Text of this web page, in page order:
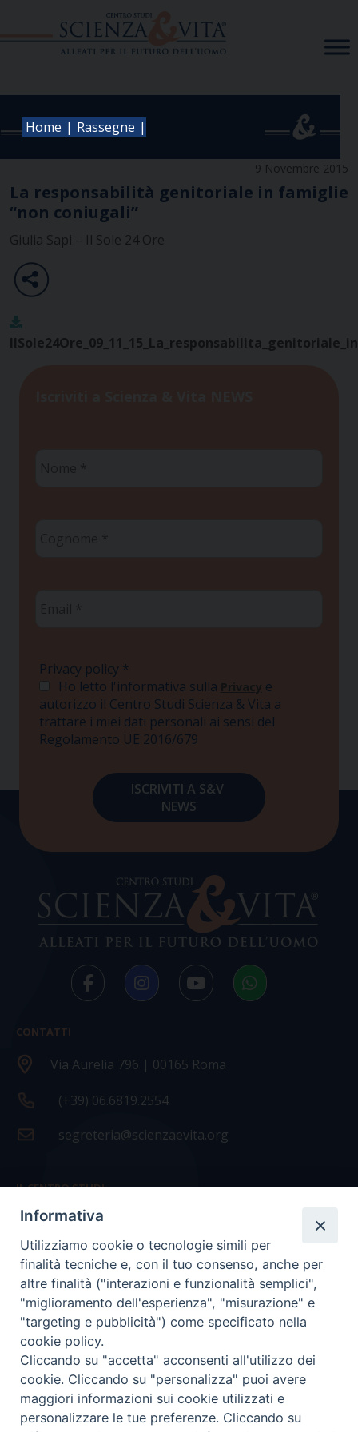
Home | Rassegne |
9 Novembre 2015
La responsabilità genitoriale in famiglie
“non coniugali”
Giulia Sapi – Il Sole 24 Ore
Privacy policy *
Ho letto l'informativa sulla Privacy e
autorizzo il Centro Studi Scienza & Vita a
trattare i miei dati personali ai sensi del
Regolamento UE 2016/679
CONTATTI
Via Aurelia 796 | 00165 Roma
(+39) 06.6819.2554
segreteria@scienzaevita.org
IL CENTRO STUDI
La nostra storia
Statuto
Presidenza e ufficio presidenza
Consiglio scientifico
Coordinamento nazionale
Informativa
Utilizziamo cookie o tecnologie simili per
finalità tecniche e, con il tuo consenso, anche per
altre finalità ("interazioni e funzionalità semplici",
"miglioramento dell'esperienza", "misurazione" e
"targeting e pubblicità") come specificato nella
cookie policy.
Cliccando su "accetta" acconsenti all'utilizzo dei
cookie. Cliccando su "personalizza" puoi avere
maggiori informazioni sui cookie utilizzati e
personalizzare le tue preferenze. Cliccando su